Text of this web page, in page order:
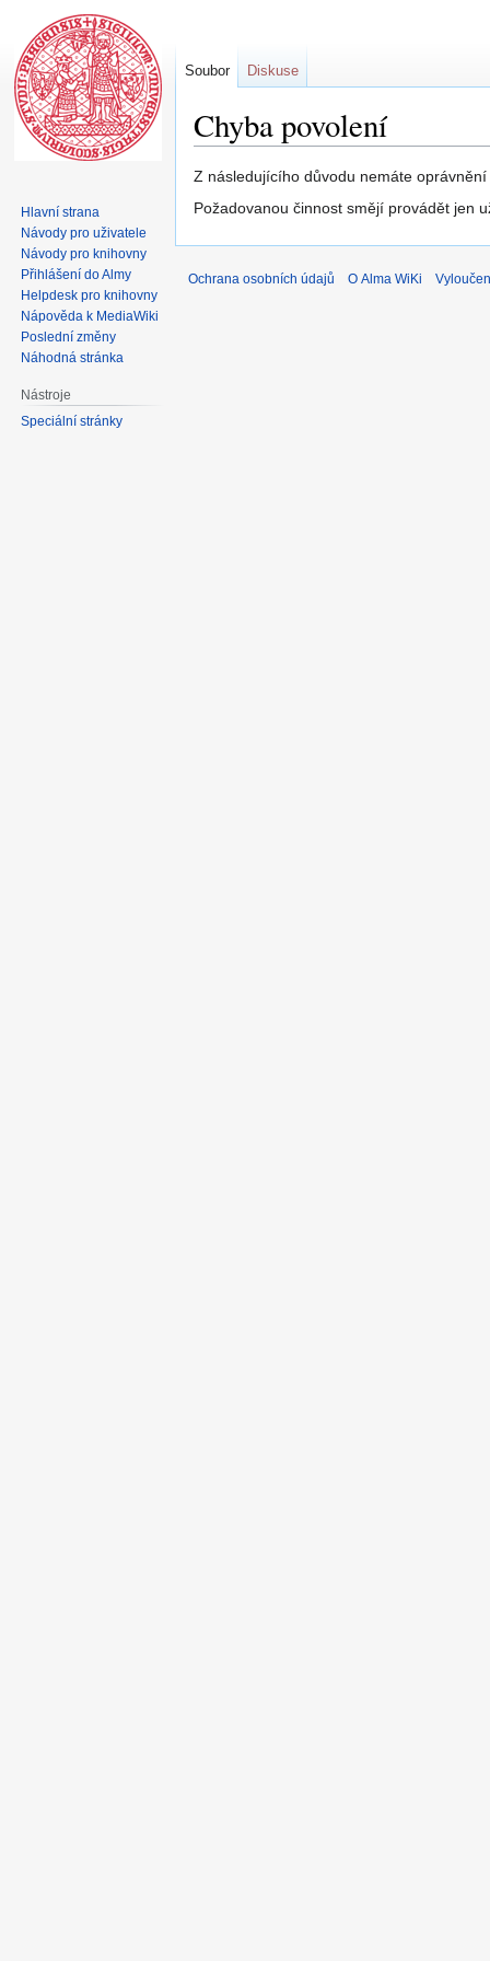
Chyba povolení
Skočit
na
Skočit
na
Z následujícího důvodu nemáte
Požadovanou činnost smějí provádět jen
Soubor Diskuse
Hlavní strana
Návody pro uživatele
Návody pro knihovny
Přihlášení do Almy
Helpdesk pro knihovny
Nápověda k MediaWiki
Poslední změny
Náhodná stránka
Nástroje
Speciální stránky
Ochrana osobních údajů O Alma WiKi